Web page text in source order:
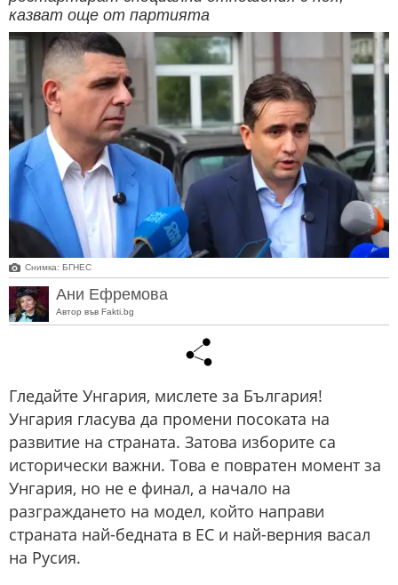
казват още от партията
Снимка: БГНЕС
Ани Ефремова
Автор във Fakti.bg
Гледайте Унгария, мислете за България!
Унгария гласува да промени посоката на
развитие на страната. Затова изборите са
исторически важни. Това е повратен момент за
Унгария, но не е финал, а начало на
разграждането на модел, който направи
страната най-бедната в ЕС и най-верния васал
на Русия.